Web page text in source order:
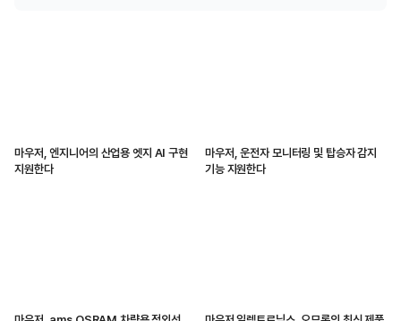
마우저, 엔지니어의 산업용 엣지 AI 구현
지원한다
마우저, 운전자 모니터링 및 탑승자 감지
기능 지원한다